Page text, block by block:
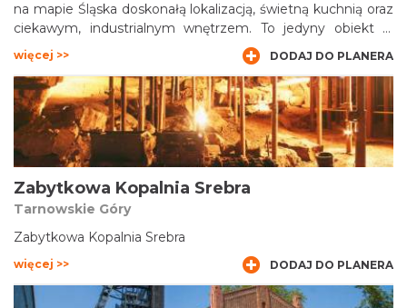
na mapie Śląska doskonałą lokalizacją, świetną kuchnią oraz
ciekawym, industrialnym wnętrzem. To jedyny obiekt w
Województwie Śląskim znajdujący się jednocześnie na
Szlaku Zabytków Techniki oraz Szlaku Śląskie Smaki. Szyb
Maciej uhonorowany został dwukrotnie nagrodą
Generalnego Konserwatora Zabytków na Zabytek Zadbany.
Obiekt powstał z myślą o propagowaniu kultury regionu, a
w szczególności Metropolii Silesia.
więcej >> DODAJ DO PLANERA
Zabytkowa Kopalnia Srebra
Tarnowskie Góry
Zabytkowa Kopalnia Srebra
więcej >> DODAJ DO PLANERA